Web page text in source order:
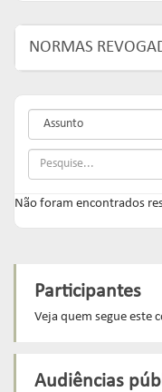
NORMAS
Não foram encontrados
Participantes
Veja quem segue este
Audiências